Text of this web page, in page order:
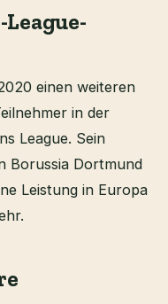
einen weiteren
in der
League. Sein
Borussia Dortmund
Leistung in Europa